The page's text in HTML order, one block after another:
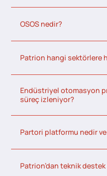
OSOS nedir?
Patrion hangi sektörlere
Endüstriyel otomasyon
süreç izleniyor?
Partori platformu nedir
Patrion’dan teknik